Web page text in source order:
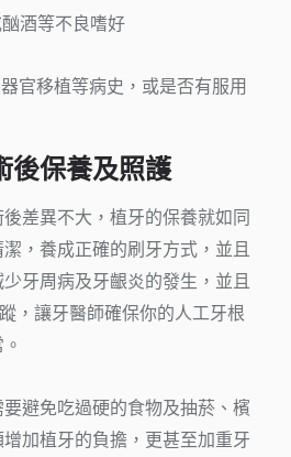
酒等不良嗜好
官移植等病史，或是否有服用
後保養及照護
差異不大，植牙的保養就如同
，養成正確的刷牙方式，並且
牙周病及牙齦炎的發生，並且
，讓牙醫師確保你的人工牙根
避免吃過硬的食物及抽菸、檳
加植牙的負擔，更甚至加重牙